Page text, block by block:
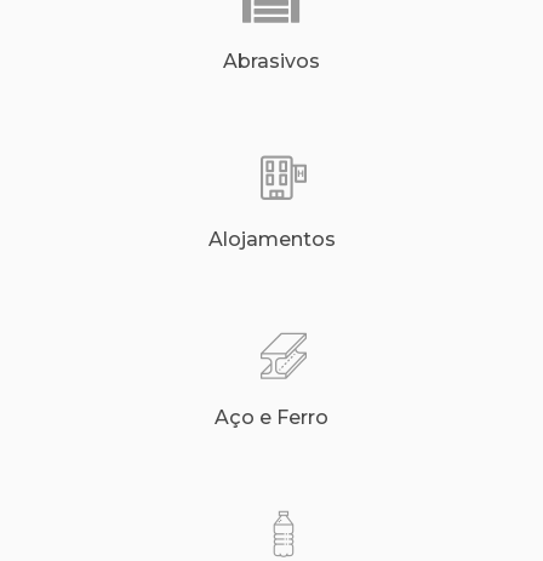
Abrasivos
Alojamentos
Aço e Ferro